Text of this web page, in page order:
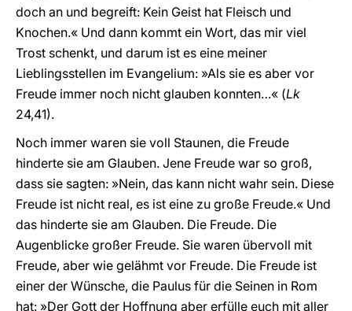
doch an und begreift: Kein Geist hat Fleisch und
Knochen.« Und dann kommt ein Wort, das mir viel
Trost schenkt, und darum ist es eine meiner
Lieblingsstellen im Evangelium: »Als sie es aber vor
Freude immer noch nicht glauben konnten…« (Lk
24,41).
Noch immer waren sie voll Staunen, die Freude
hinderte sie am Glauben. Jene Freude war so groß,
dass sie sagten: »Nein, das kann nicht wahr sein. Diese
Freude ist nicht real, es ist eine zu große Freude.« Und
das hinderte sie am Glauben. Die Freude. Die
Augenblicke großer Freude. Sie waren übervoll mit
Freude, aber wie gelähmt vor Freude. Die Freude ist
einer der Wünsche, die Paulus für die Seinen in Rom
hat: »Der Gott der Hoffnung aber erfülle euch mit aller